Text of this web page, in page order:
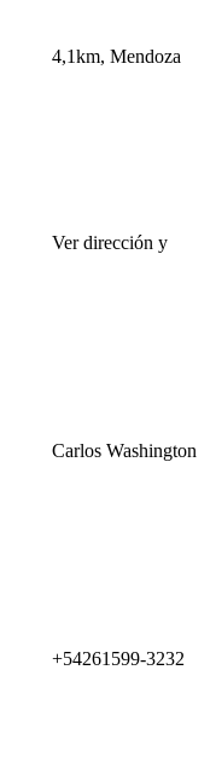
4,1km, Mendoza
Ver dirección y
Carlos Washington
+54261599-3232